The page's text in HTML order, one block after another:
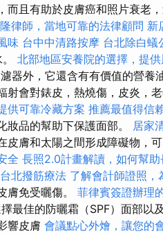
而且有助於皮膚癌和照片衰老
律師，當地可靠的法律顧問 新
味 台中中清路按摩 台北除白蟻
北部地區安養院的選擇，提
器外，它還含有有價值的營養
會對錶皮，熱燒傷，皮炎，
供可靠冷藏方案 推薦最值得信
妝品的幫助下保護面部。
居家
皮膚和太陽之間形成障礙物，
全 長照2.0計畫解讀，如何幫
台北撥筋療法 了解會計師證照，
膚免受曬傷。 菲律賓簽證辦理
最佳的防曬霜（SPF）面部以
響皮膚 會議點心外燴，讓您的